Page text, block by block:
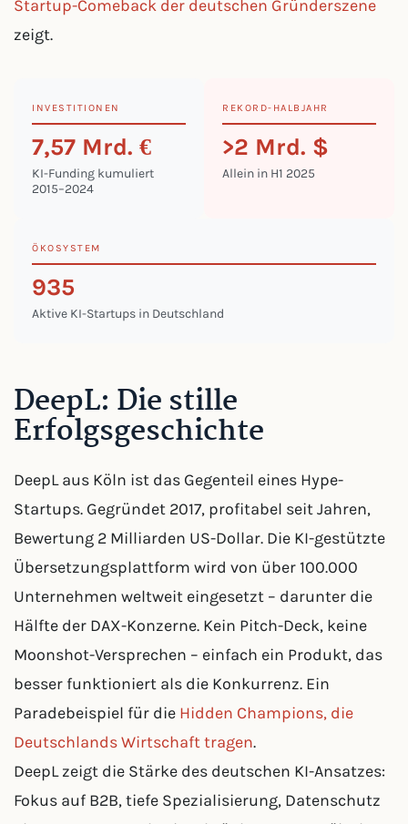
Startup-Comeback der deutschen Gründerszene
zeigt.
INVESTITIONEN
7,57 Mrd. €
KI-Funding kumuliert
2015–2024
REKORD-HALBJAHR
>2 Mrd. $
Allein in H1 2025
ÖKOSYSTEM
935
Aktive KI-Startups in Deutschland
DeepL: Die stille
Erfolgsgeschichte
DeepL aus Köln ist das Gegenteil eines Hype-
Startups. Gegründet 2017, profitabel seit Jahren,
Bewertung 2 Milliarden US-Dollar. Die KI-gestützte
Übersetzungsplattform wird von über 100.000
Unternehmen weltweit eingesetzt – darunter die
Hälfte der DAX-Konzerne. Kein Pitch-Deck, keine
Moonshot-Versprechen – einfach ein Produkt, das
besser funktioniert als die Konkurrenz. Ein
Paradebeispiel für die Hidden Champions, die
Deutschlands Wirtschaft tragen.
DeepL zeigt die Stärke des deutschen KI-Ansatzes:
Fokus auf B2B, tiefe Spezialisierung, Datenschutz